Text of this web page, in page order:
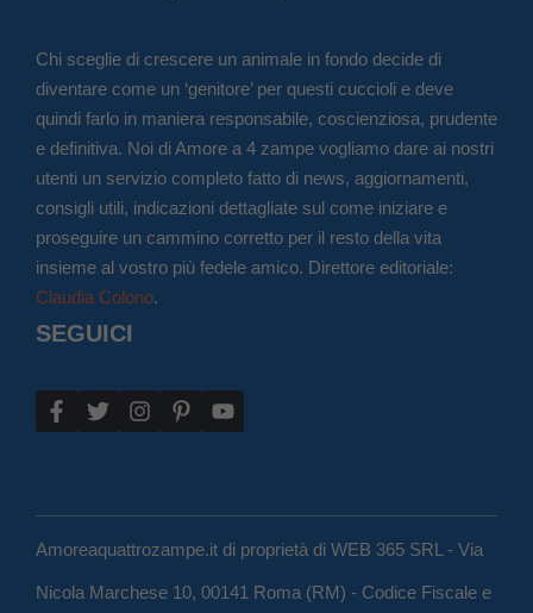
Chi sceglie di crescere un animale in fondo decide di
diventare come un ‘genitore’ per questi cuccioli e deve
quindi farlo in maniera responsabile, coscienziosa, prudente
e definitiva. Noi di Amore a 4 zampe vogliamo dare ai nostri
utenti un servizio completo fatto di news, aggiornamenti,
consigli utili, indicazioni dettagliate sul come iniziare e
proseguire un cammino corretto per il resto della vita
insieme al vostro più fedele amico. Direttore editoriale:
Claudia Colono.
SEGUICI
Amoreaquattrozampe.it di proprietà di WEB 365 SRL - Via
Nicola Marchese 10, 00141 Roma (RM) - Codice Fiscale e